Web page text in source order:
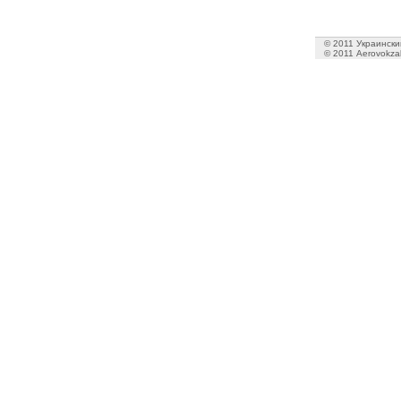
© 2011
© 2011 Aerovokzal